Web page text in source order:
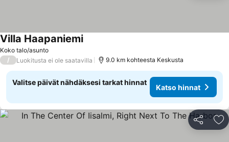
Koko talo/asunto
Villa HaapaniemiKatso hinnat
/ Luokitusta ei ole saatavilla 9.0 km kohteesta Keskusta
Valitse päivät nähdäksesi tarkat hinnat
Katso hinnat
Jaa